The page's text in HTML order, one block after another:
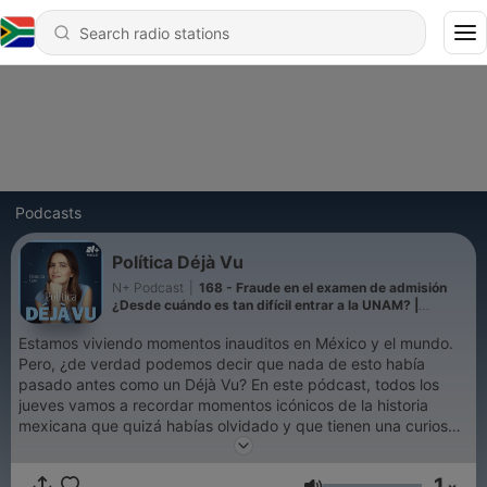
Podcasts
Política Déjà Vu
N+ Podcast
168 - Fraude en el examen de admisión
¿Desde cuándo es tan difícil entrar a la UNAM? |
Estamos viviendo momentos inauditos en México y el mundo.
Pero, ¿de verdad podemos decir que nada de esto había
pasado antes como un Déjà Vu? En este pódcast, todos los
jueves vamos a recordar momentos icónicos de la historia
mexicana que quizá habías olvidado y que tienen una curiosa